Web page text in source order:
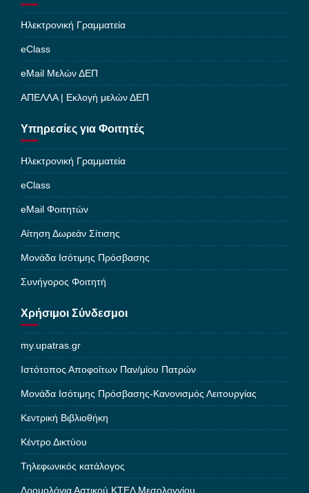
Ηλεκτρονική Γραμματεία
eClass
eMail Μελών ΔΕΠ
ΑΠΕΛΛΑ | Εκλογή μελών ΔΕΠ
Υπηρεσίες για Φοιτητές
Ηλεκτρονική Γραμματεία
eClass
eMail Φοιτητών
Αίτηση Δωρεάν Σίτισης
Μονάδα Ισότιμης Πρόσβασης
Συνήγορος Φοιτητή
Χρήσιμοι Σύνδεσμοι
my.upatras.gr
Ιστότοπος Αποφοίτων Παν/μίου Πατρών
Μονάδα Ισότιμης Πρόσβασης-Κανονισμός Λειτουργίας
Κεντρική Βιβλιοθήκη
Κέντρο Δικτύου
Τηλεφωνικός κατάλογος
Δρομολόγια Αστικού ΚΤΕΛ Μεσολογγίου